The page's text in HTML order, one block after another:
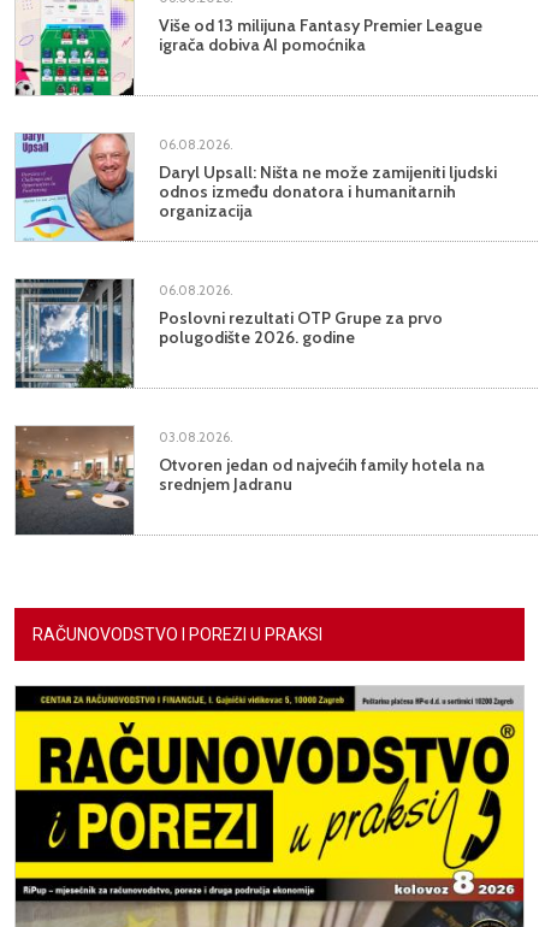
Više od 13 milijuna Fantasy Premier League
igrača dobiva AI pomoćnika
06.08.2026.
Daryl Upsall: Ništa ne može zamijeniti ljudski
odnos između donatora i humanitarnih
organizacija
06.08.2026.
Poslovni rezultati OTP Grupe za prvo
polugodište 2026. godine
03.08.2026.
Otvoren jedan od najvećih family hotela na
srednjem Jadranu
RAČUNOVODSTVO I POREZI U PRAKSI